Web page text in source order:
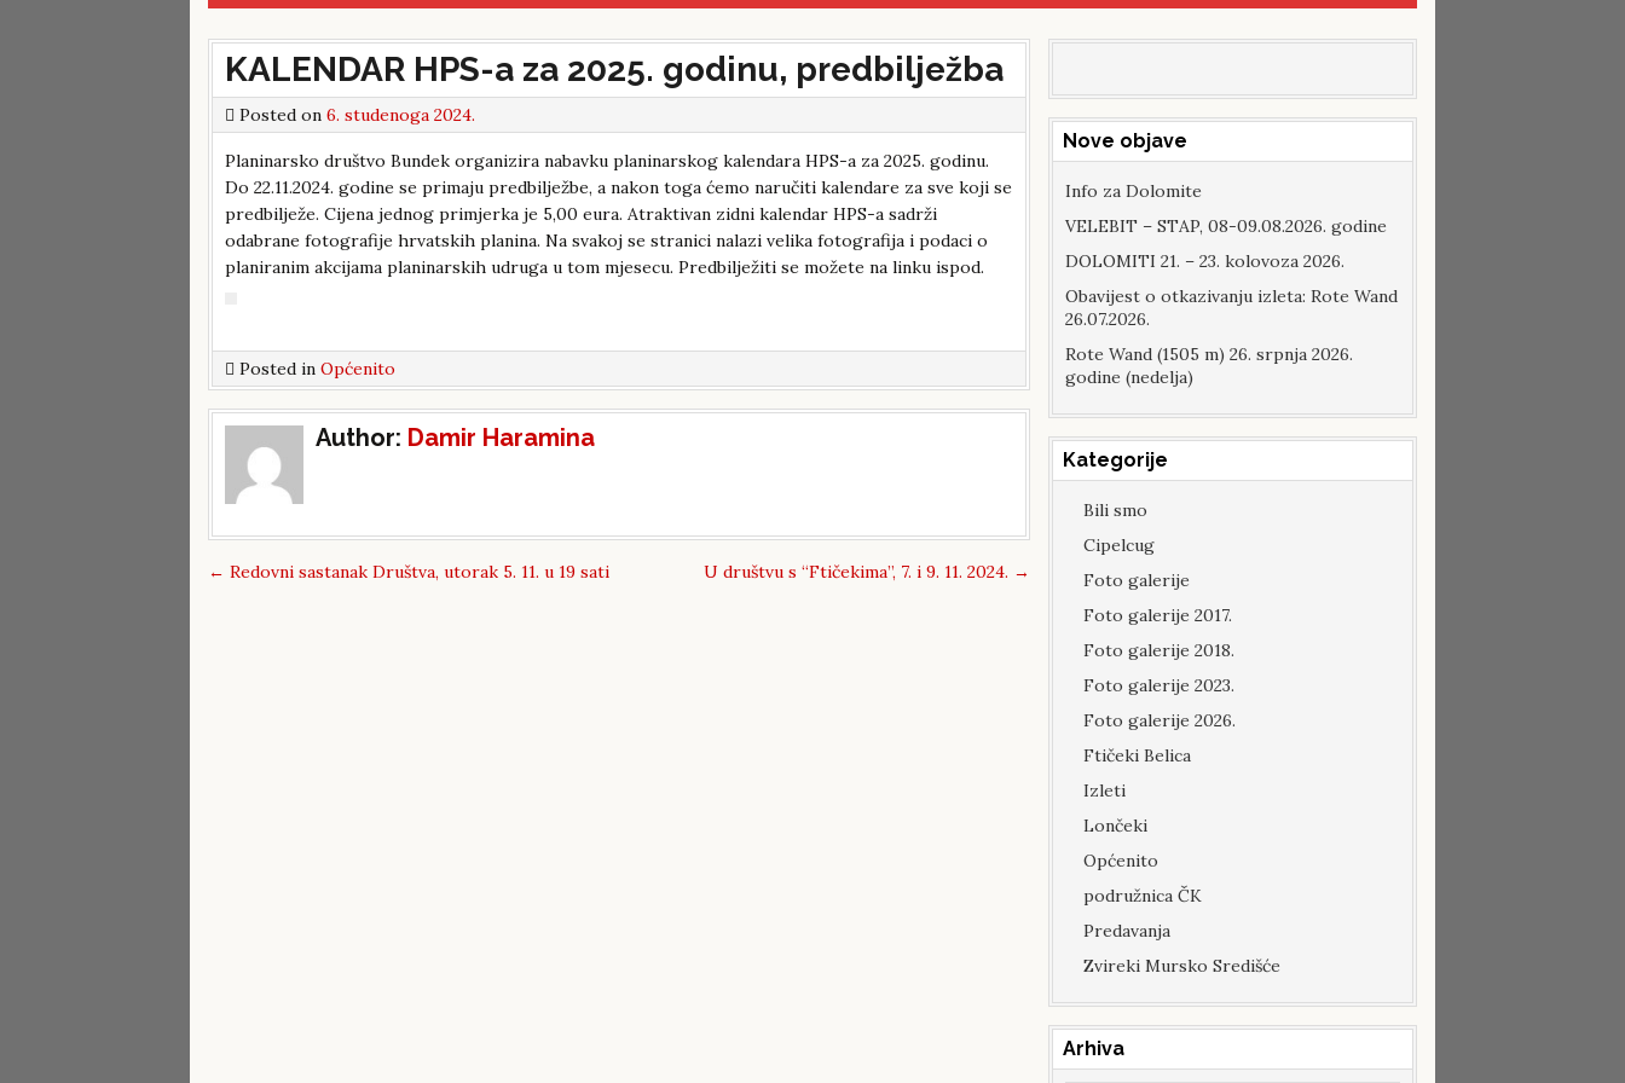
KALENDAR HPS-a za 2025. godinu, predbilježba
Posted on 6. studenoga 2024.
Planinarsko društvo Bundek organizira nabavku planinarskog kalendara HPS-a za 2025. godinu.
Do 22.11.2024. godine se primaju predbilježbe, a nakon toga ćemo naručiti kalendare za sve koji se
predbilježe. Cijena jednog primjerka je 5,00 eura. Atraktivan zidni kalendar HPS-a sadrži
odabrane fotografije hrvatskih planina. Na svakoj se stranici nalazi velika fotografija i podaci o
planiranim akcijama planinarskih udruga u tom mjesecu. Predbilježiti se možete na linku ispod.
Posted in Općenito
Author: Damir Haramina
Post
navigation
← Redovni sastanak Društva, utorak 5. 11. u 19 sati U društvu s “Ftičekima”, 7. i 9. 11. 2024. →
Nove objave
Info za Dolomite
VELEBIT – STAP, 08-09.08.2026. godine
DOLOMITI 21. – 23. kolovoza 2026.
Obavijest o otkazivanju izleta: Rote Wand
26.07.2026.
Rote Wand (1505 m) 26. srpnja 2026.
godine (nedelja)
Kategorije
Bili smo
Cipelcug
Foto galerije
Foto galerije 2017.
Foto galerije 2018.
Foto galerije 2023.
Foto galerije 2026.
Ftičeki Belica
Izleti
Lončeki
Općenito
podružnica ČK
Predavanja
Zvireki Mursko Središće
Arhiva